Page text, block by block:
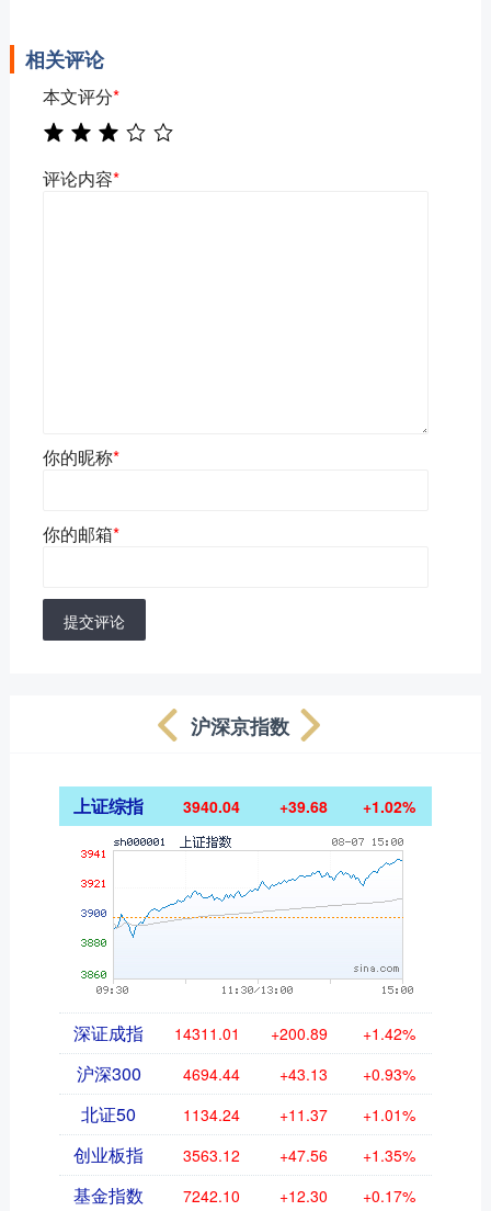
相关评论
本文评分*
评论内容*
你的昵称*
你的邮箱*
提交评论
沪深京指数
上证综指 3940.04 +39.68 +1.02%
深证成指 14311.01 +200.89 +1.42%
沪深300 4694.44 +43.13 +0.93%
北证50 1134.24 +11.37 +1.01%
创业板指 3563.12 +47.56 +1.35%
基金指数 7242.10 +12.30 +0.17%